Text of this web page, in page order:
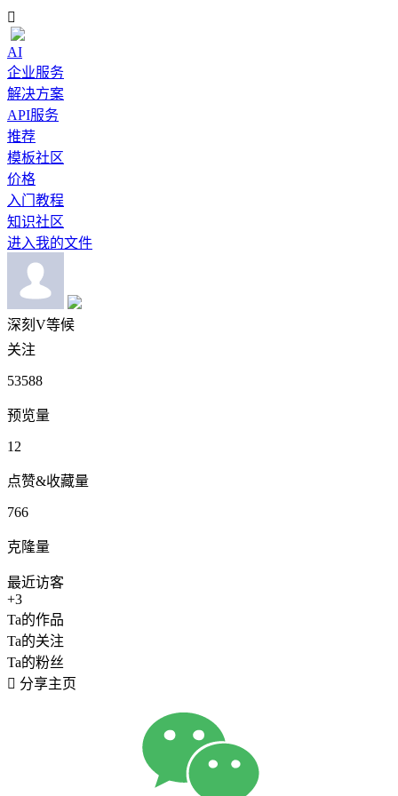

AI
企业服务
解决方案
API服务
推荐
模板社区
价格
入门教程
知识社区
进入我的文件
深刻V等候
关注
53588
预览量
12
点赞&收藏量
766
克隆量
最近访客
+3
Ta的作品
Ta的关注
Ta的粉丝
 分享主页